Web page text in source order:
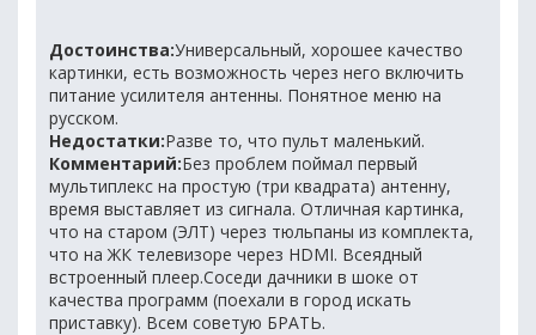
Достоинства:Универсальный, хорошее качество
картинки, есть возможность через него включить
питание усилителя антенны. Понятное меню на
русском.
Недостатки:Разве то, что пульт маленький.
Комментарий:Без проблем поймал первый
мультиплекс на простую (три квадрата) антенну,
время выставляет из сигнала. Отличная картинка,
что на старом (ЭЛТ) через тюльпаны из комплекта,
что на ЖК телевизоре через HDMI. Всеядный
встроенный плеер.Соседи дачники в шоке от
качества программ (поехали в город искать
приставку). Всем советую БРАТЬ.